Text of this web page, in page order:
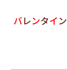
バレンタイン